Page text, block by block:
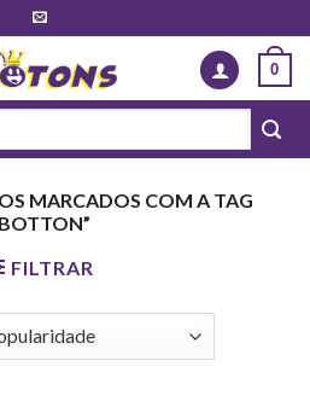
0
MARCADOS COM A TAG
FILTRAR